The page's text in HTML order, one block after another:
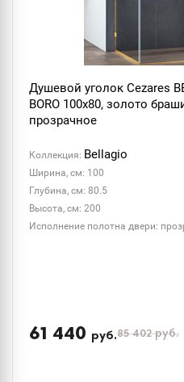
Душевой уголок Cezares
BORO 100x80, золото
прозрачное
Коллекция: Bellagio
Ширина, см: 100
Глубина, см: 80.5
Высота, см: 200
Исполнение полотна двери:
61 440 руб.85 402руб.